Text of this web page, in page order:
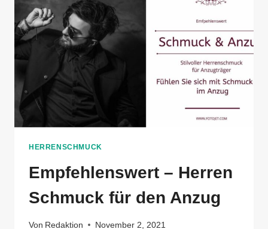
HERRENSCHMUCK
Empfehlenswert – Herren
Schmuck für den Anzug
Von Redaktion November 2, 2021